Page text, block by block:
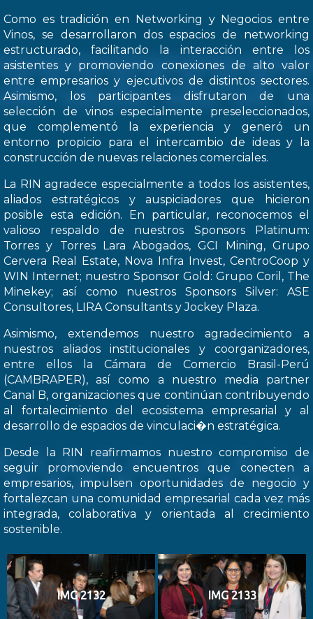
Como es tradición en Networking y Negocios entre
Vinos, se desarrollaron dos espacios de networking
estructurado, facilitando la interacción entre los
asistentes y promoviendo conexiones de alto valor
entre empresarios y ejecutivos de distintos sectores.
Asimismo, los participantes disfrutaron de una
selección de vinos especialmente preseleccionados,
que complementó la experiencia y generó un
entorno propicio para el intercambio de ideas y la
construcción de nuevas relaciones comerciales.
La RIN agradece especialmente a todos los asistentes,
aliados estratégicos y auspiciadores que hicieron
posible esta edición. En particular, reconocemos el
valioso respaldo de nuestros Sponsors Platinum:
Torres y Torres Lara Abogados, GCI Mining, Grupo
Cervera Real Estate, Nova Infra Invest, CentroCoop y
WIN Internet; nuestro Sponsor Gold: Grupo Coril, The
Minekey; así como nuestros Sponsors Silver: ASE
Consultores, LIRA Consultants y Jockey Plaza.
Asimismo, extendemos nuestro agradecimiento a
nuestros aliados institucionales y coorganizadores,
entre ellos la Cámara de Comercio Brasil-Perú
(CAMBRAPER), así como a nuestro media partner
Canal B, organizaciones que continúan contribuyendo
al fortalecimiento del ecosistema empresarial y al
desarrollo de espacios de vinculaci�n estratégica.
Desde la RIN reafirmamos nuestro compromiso de
seguir promoviendo encuentros que conecten a
empresarios, impulsen oportunidades de negocio y
fortalezcan una comunidad empresarial cada vez más
integrada, colaborativa y orientada al crecimiento
sostenible.
IMG 2132 IMG 2133